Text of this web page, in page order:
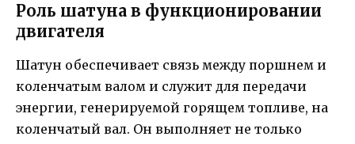
Роль шатуна в функционировании
двигателя
Шатун обеспечивает связь между поршнем и
коленчатым валом и служит для передачи
энергии, генерируемой горящем топливе, на
коленчатый вал. Он выполняет не только